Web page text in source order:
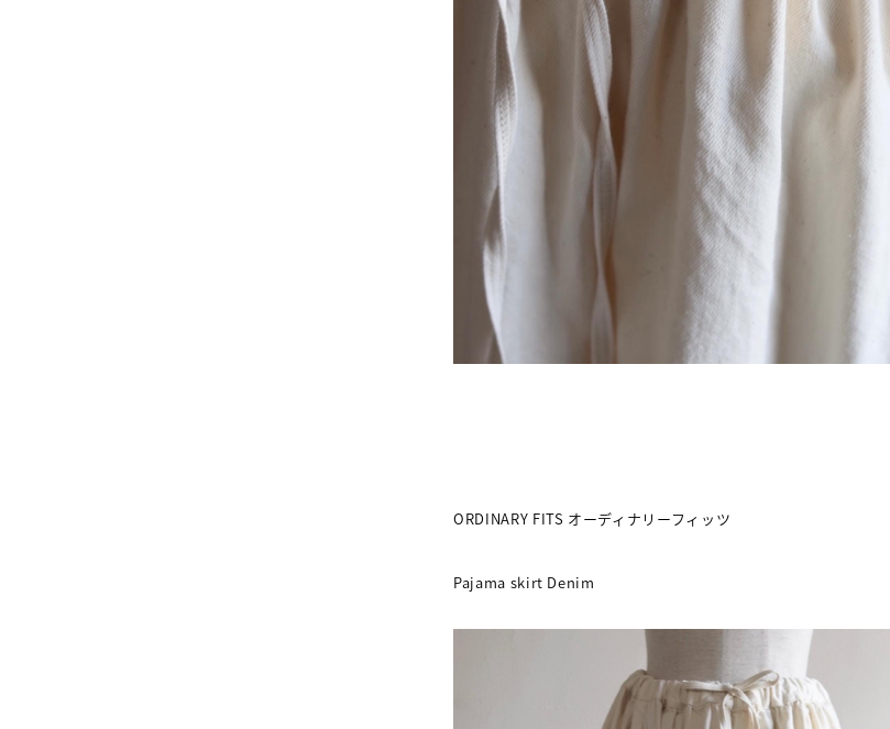
ORDINARY FITS オーディナリーフィッツ
Pajama skirt Denim